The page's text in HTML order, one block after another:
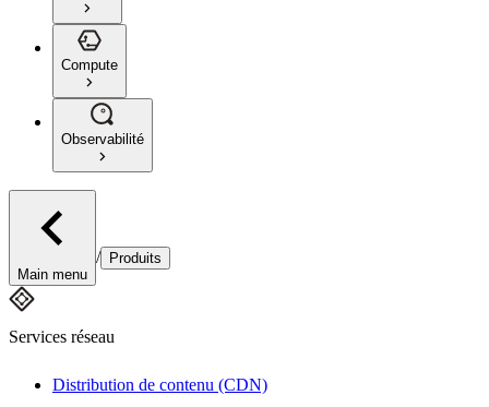
Compute
Observabilité
Main menu
/ Produits
Services réseau
Distribution de contenu (CDN)